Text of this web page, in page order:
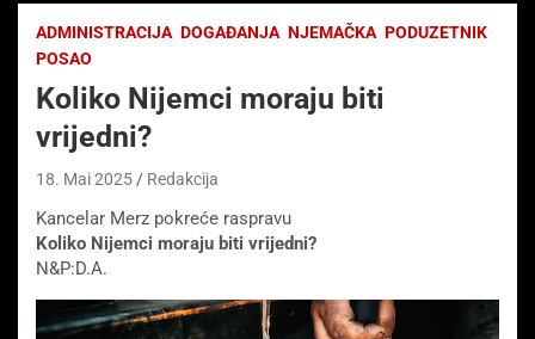
ADMINISTRACIJA DOGAĐANJA NJEMAČKA PODUZETNIK
POSAO
Koliko Nijemci moraju biti
vrijedni?
18. Mai 2025 Redakcija
Kancelar Merz pokreće raspravu
Koliko Nijemci moraju biti vrijedni?
N&P:D.A.